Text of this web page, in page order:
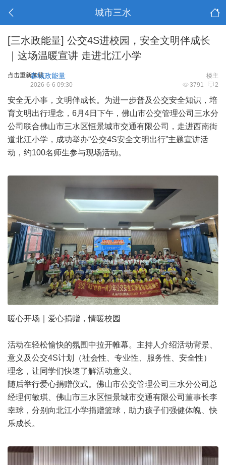
城市三水
[三水政能量] 公交4S进校园，安全文明伴成长
｜这场温暖宣讲 走进北江小学
点击重新加载 楼主
淼城政能量
3791 2
2026-6-6 09:30
安全无小事，文明伴成长。为进一步普及公交安全知识，培
育文明出行理念，6月4日下午，佛山市公交管理公司三水分
公司联合佛山市三水区恒景城市交通有限公司，走进西南街
道北江小学，成功举办“公交4S安全文明出行”主题宣讲活
动，约100名师生参与现场活动。
暖心开场｜爱心捐赠，情暖校园
活动在轻松愉快的氛围中拉开帷幕。主持人介绍活动背景、
意义及公交4S计划（社会性、专业性、服务性、安全性）
理念，让同学们快速了解活动意义。
随后举行爱心捐赠仪式。佛山市公交管理公司三水分公司总
经理何敏琪、佛山市三水区恒景城市交通有限公司董事长李
幸球，分别向北江小学捐赠篮球，助力孩子们强健体魄、快
乐成长。